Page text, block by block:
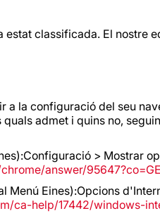
estat classificada. El nostre
a la configuració del seu
quals admet i quins no,
> Mostrar
answer/
Menú Eines):Opcions
ca-help/17442/windows-